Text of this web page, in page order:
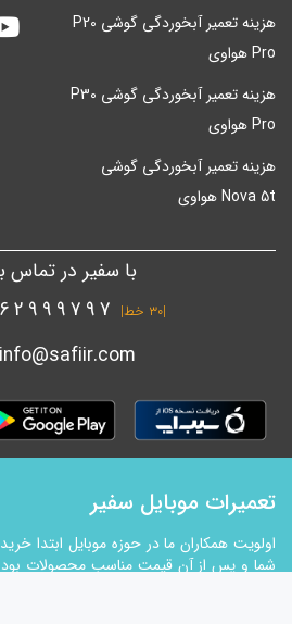
هزینه تعمیر آبخوردگی گوشی P20
Pro هواوی
هزینه تعمیر آبخوردگی گوشی P30
Pro هواوی
هزینه تعمیر آبخوردگی گوشی
Nova 5t هواوی
با سفیر در تماس
|۳۰ خط|
info@safiir.com
تعمیرات موبایل سفیر
اولویت همکاران ما در حوزه موبایل ابتدا
شما و پس از آن قیمت مناسب محصولات